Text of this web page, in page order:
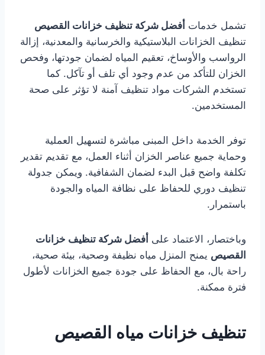
تشمل خدمات أفضل شركة تنظيف خزانات القصيص
تنظيف الخزانات البلاستيكية والخرسانية والمعدنية، إزالة
الرواسب والأوساخ، تعقيم المياه لضمان جودتها، وفحص
الخزان للتأكد من عدم وجود أي تلف أو تآكل. كما
تستخدم الشركات مواد تنظيف آمنة لا تؤثر على صحة
المستخدمين.
توفر الخدمة داخل المبنى مباشرة لتسهيل العملية
وحماية جميع عناصر الخزان أثناء العمل، مع تقديم تقدير
تكلفة واضح قبل البدء لضمان الشفافية. ويمكن جدولة
تنظيف دوري للحفاظ على نظافة المياه والجودة
باستمرار.
وباختصار، الاعتماد على أفضل شركة تنظيف خزانات
القصيص يمنح المنزل مياه نظيفة وصحية، بيئة صحية،
راحة بال، مع الحفاظ على جودة جميع الخزانات لأطول
فترة ممكنة.
تنظيف خزانات مياه القصيص